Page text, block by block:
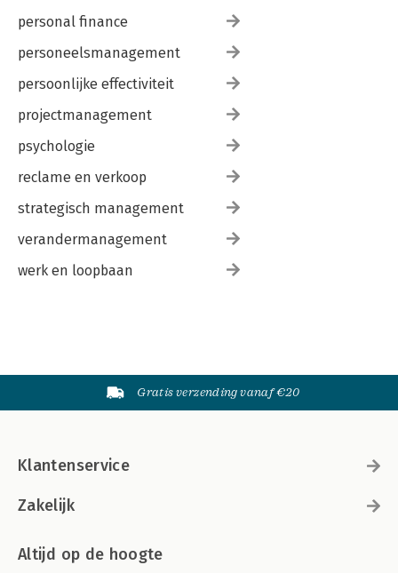
personal finance
personeelsmanagement
persoonlijke effectiviteit
projectmanagement
psychologie
reclame en verkoop
strategisch management
verandermanagement
werk en loopbaan
Gratis verzending vanaf €20
Klantenservice
Zakelijk
Altijd op de hoogte